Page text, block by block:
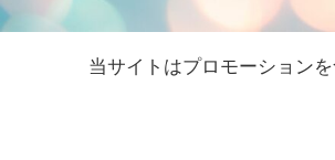
当サイトはプロモーション